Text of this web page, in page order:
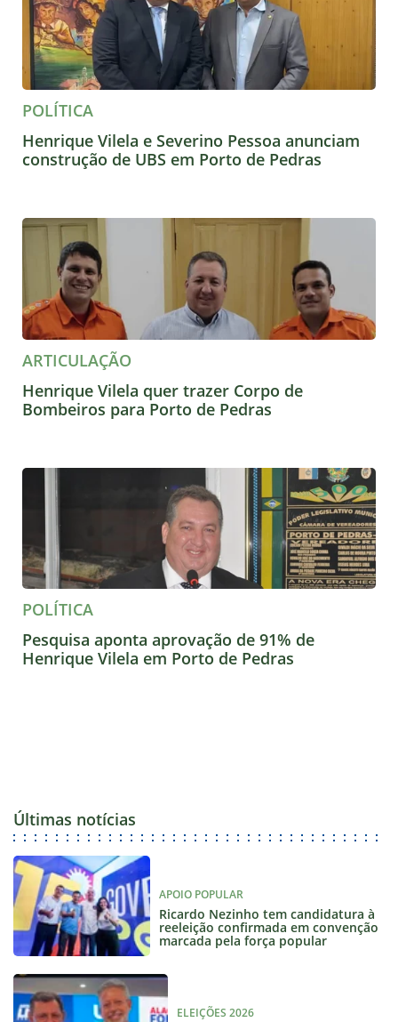
POLÍTICA
Henrique Vilela e Severino Pessoa anunciam
construção de UBS em Porto de Pedras
ARTICULAÇÃO
Henrique Vilela quer trazer Corpo de
Bombeiros para Porto de Pedras
POLÍTICA
Pesquisa aponta aprovação de 91% de
Henrique Vilela em Porto de Pedras
Últimas notícias
APOIO POPULAR
Ricardo Nezinho tem candidatura à
reeleição confirmada em convenção
marcada pela força popular
ELEIÇÕES 2026